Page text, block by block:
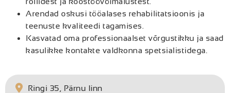
Arendad oskusi tööalases rehabilitatsioonis ja
teenuste kvaliteedi tagamises.
Kasvatad oma professionaalset võrgustikku ja saad
kasulikke kontakte valdkonna spetsialistidega.
Ringi 35, Pärnu linn